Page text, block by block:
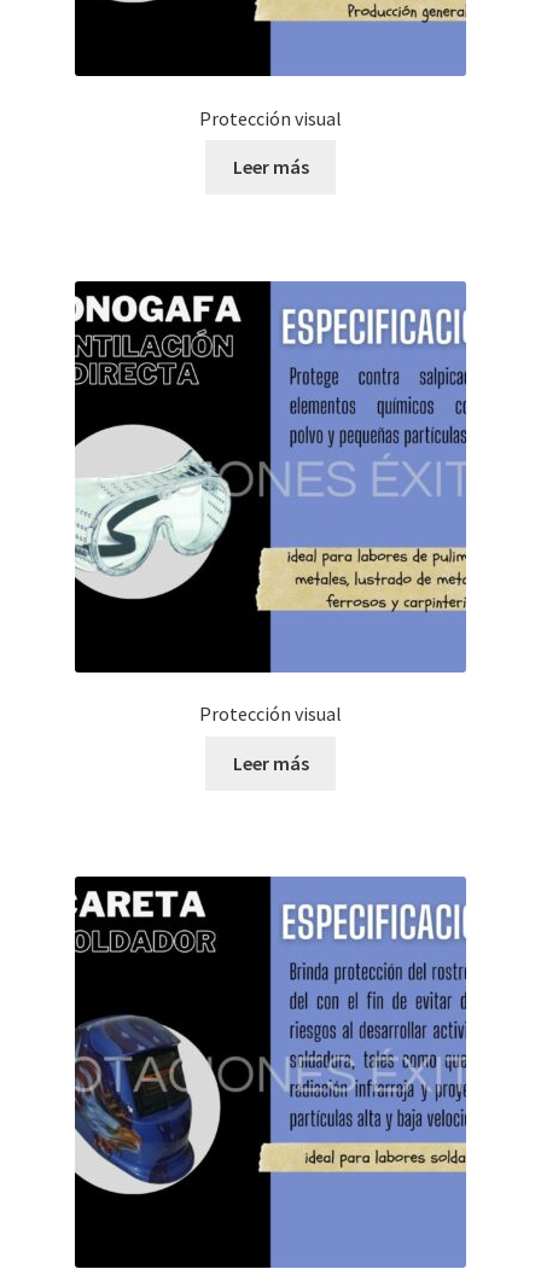
Protección visual
Leer más
Protección visual
Leer más